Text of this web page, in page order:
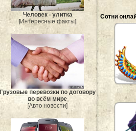
Человек - улитка
[Интересные факты]
Грузовые перевозки по договору
во всём мире
[Авто новости]
Сотни